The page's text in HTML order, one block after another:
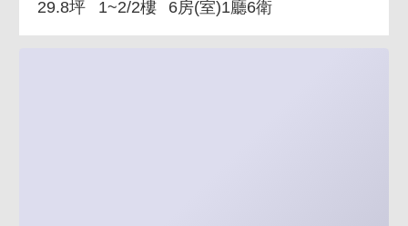
29.8坪 1~2/2樓 6房(室)1廳6衛